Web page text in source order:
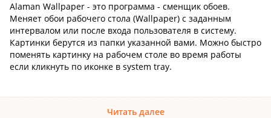
Alaman Wallpaper - это программа - сменщик обоев.
Меняет обои рабочего стола (Wallpaper) с заданным
интервалом или после входа пользователя в систему.
Картинки берутся из папки указанной вами. Можно быстро
поменять картинку на рабочем столе во время работы
если кликнуть по иконке в system tray.
Читать далее